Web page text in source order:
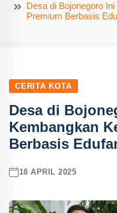
Desa di Bojonegoro
Premium Berbasis
CERITA KOTA
Desa di
Kembangkan
Berbasis
18 APRIL 2025